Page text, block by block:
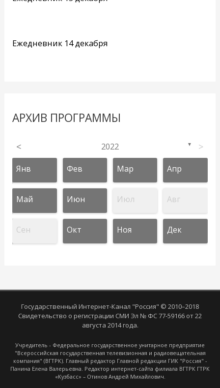
Ежедневник 14 декабря
АРХИВ ПРОГРАММЫ
< 2022 ▼ >
Янв Фев Мар Апр
Май Июн Июл Авг
Сен Окт Ноя Дек
Государственный Интернет-Канал "Россия" © 2010–2018
Свидетельство о регистрации СМИ Эл № ФС 77-59166 от 22
августа 2014 года.
Учредитель - Федеральное государственное унитарное предприятие
"Всероссийская государственная телевизионная и радиовещательная
компания" (ВГТРК). Главный редактор Главной редакции ГИК "Россия" -
Панина Елена Валерьевна. Редактор интернет-сайта филиала ВГТРК ГТРК
«Кузбасс» – Отинов Андрей Михайлович.